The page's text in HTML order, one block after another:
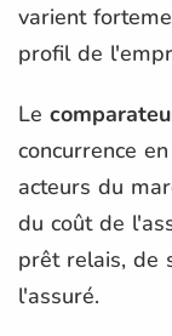
varient
profil de
Le
concurrence
acteurs du
du coût de
prêt relais, de
l'assuré.